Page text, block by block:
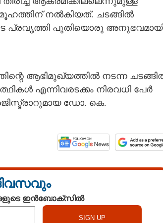
നൽകിയത്. ചടങ്ങിൽ
പ്രവൃത്തി പുതിയൊരു
ആഭിമുഖ്യത്തിൽ നടന്ന
എന്നിവരടക്കം നിരവധി പേർ
ഡോ. കെ.
ഇൻബോക്സിൽ
Share this link